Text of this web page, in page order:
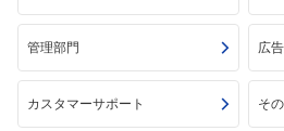
管理部門 広
カスタマーサポート そ